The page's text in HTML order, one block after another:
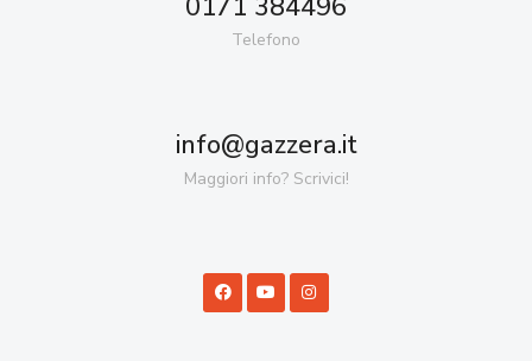
0171 384496
Telefono
info@gazzera.it
Maggiori info? Scrivici!